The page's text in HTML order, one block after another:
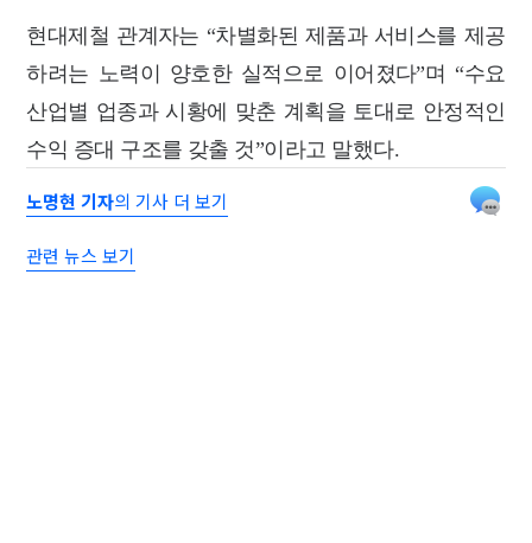
현대제철 관계자는 “차별화된 제품과 서비스를 제공
하려는 노력이 양호한 실적으로 이어졌다”며 “수요
산업별 업종과 시황에 맞춘 계획을 토대로 안정적인
수익 증대 구조를 갖출 것”이라고 말했다.
노명현 기자의 기사 더 보기
관련 뉴스 보기